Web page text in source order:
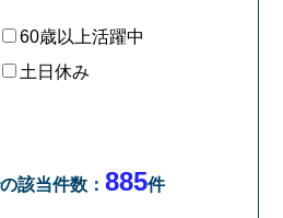
60歳以上活躍中
土日休み
該当件数： 885件